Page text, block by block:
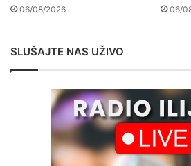
06/08/2026 06/
SLUŠAJTE NAS UŽIVO